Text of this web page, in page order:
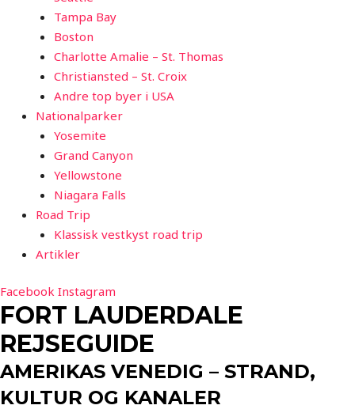
Tampa Bay
Boston
Charlotte Amalie – St. Thomas
Christiansted – St. Croix
Andre top byer i USA
Nationalparker
Yosemite
Grand Canyon
Yellowstone
Niagara Falls
Road Trip
Klassisk vestkyst road trip
Artikler
Facebook Instagram
FORT LAUDERDALE
REJSEGUIDE
AMERIKAS VENEDIG – STRAND,
KULTUR OG KANALER